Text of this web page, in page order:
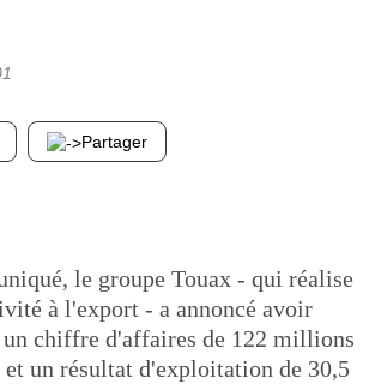
Partager
le groupe Touax - qui réalise
à l'export - a annoncé avoir
un chiffre d'affaires de 122 millions
un résultat d'exploitation de 30,5